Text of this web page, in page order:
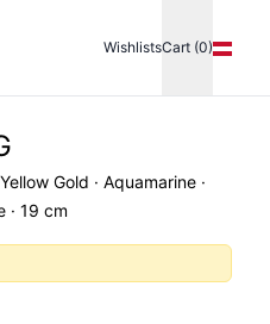
WishlistsCart (0)
Gold · Aquamarine ·
· 19 cm